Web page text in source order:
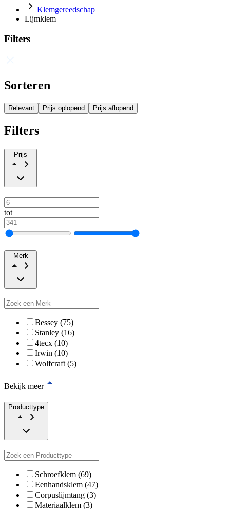
Klemgereedschap
Lijmklem
Filters
Sorteren
Relevant Prijs oplopend Prijs aflopend
Filters
Prijs
tot
Merk
Bessey (75)
Stanley (16)
4tecx (10)
Irwin (10)
Wolfcraft (5)
Bekijk meer
Producttype
Schroefklem (69)
Eenhandsklem (47)
Corpuslijmtang (3)
Materiaalklem (3)